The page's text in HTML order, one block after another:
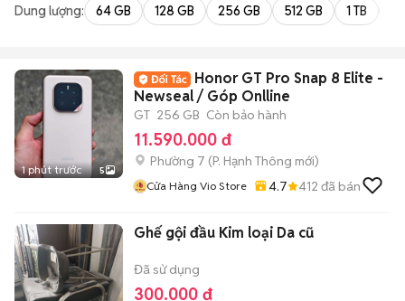
Dung lượng: 64 GB 128 GB 256 GB 512 GB 1 TB
1 phút trước 5
Honor GT Pro Snap 8 Elite -
Newseal / Góp Onlline
GT 256 GB Còn bảo hành
11.590.000 đ
Phường 7 (P. Hạnh Thông mới)
Cửa Hàng Vio Store 4.7 412 đã bán
Ghế gội đầu Kim loại Da cũ
Đã sử dụng
300.000 đ